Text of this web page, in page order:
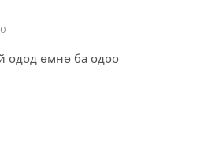
0
одод өмнө ба одоо